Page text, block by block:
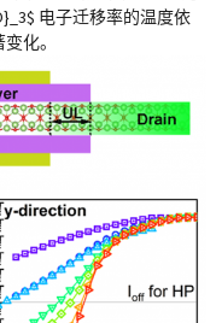
电子迁移率的温度依
化。